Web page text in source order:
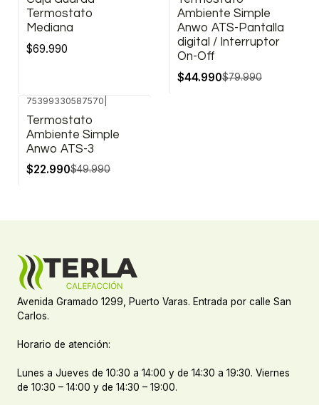
Termostato
Mediana
$69.990
Ambiente Simple
Anwo ATS-Pantalla
digital / Interruptor
On-Off
$44.990$79.990
-54%
OFF
75399330587570
Termostato
Ambiente Simple
Anwo ATS-3
$22.990$49.990
Avenida Gramado 1299, Puerto Varas. Entrada por calle San
Carlos.
Horario de atención:
Lunes a Jueves de 10:30 a 14:00 y de 14:30 a 19:30. Viernes
de 10:30 – 14:00 y de 14:30 – 19:00.